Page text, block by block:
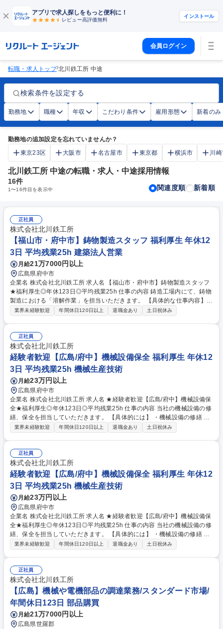
アプリで求人探しをもっと便利に！
レビュー高評価無料
インストール
会員ログイン
転職・求人トップ/北川鉄工所 中途
検索条件を設定する
勤務地 職種 年収 こだわり条件 雇用形態 新着のみ
勤務地の追加設定を忘れていませんか？
東京23区
大阪市 名古屋市 東京都 横浜市 川
北川鉄工所 中途の転職・求人・中途採用情報
16件
1〜16件目を表示中 関連度順 新着順
正社員
株式会社北川鉄工所
【福山市・府中市】鋳物製造スタッフ 福利厚生 年休12
3日 平均残業25h 建築法人営業
月給21万7000円以上
広島県府中市
企業名 株式会社北川鉄工所 求人名 【福山市・府中市】鋳物製造スタッフ
★福利厚生◎年休123日◎平均残業25h 仕事の内容 鋳造工場内にて、鋳物
製造における「溶解作業」を担当いただきます。 【具体的な仕事内容】
高温の炉を扱い、金属を溶かして鋳型に流し込む工程を担う、鋳造の中で
厚生も充実しています！ 【1分でわかる企業HP】https://www.kiw.co.jp/re
cruit/number.html 募集職種 【福山市・府中市】鋳物製造スタッフ★福利
厚生◎年休123日◎平均残業25h
業界未経験歓迎 年間休日120日以上 退職金あり 土日祝休み
正社員
株式会社北川鉄工所
経験者歓迎【広島/府中】機械設備保全 福利厚生 年休12
3日 平均残業25h 機械生産技術
月給23万円以上
広島県府中市
企業名 株式会社北川鉄工所 求人名 ★経験者歓迎【広島/府中】機械設備保
全★福利厚生◎年休123日◎平均残業25h 仕事の内容 当社の機械設備の修
繕、保全を担当していただきます。 【具体的には】 ・機械設備の修繕 ・
機械設備の定期検査 ※建設業務の作業は伴いません 募集職種 ★経験者歓
業界未経験歓迎 年間休日120日以上 退職金あり 土日祝休み
正社員
株式会社北川鉄工所
経験者歓迎【広島/府中】機械設備保全 福利厚生 年休12
3日 平均残業25h 機械生産技術
月給23万円以上
広島県府中市
企業名 株式会社北川鉄工所 求人名 ★経験者歓迎【広島/府中】機械設備保
全★福利厚生◎年休123日◎平均残業25h 仕事の内容 当社の機械設備の修
繕、保全を担当していただきます。 【具体的には】 ・機械設備の修繕 ・
機械設備の定期検査 ※建設業務の作業は伴いません 募集職種 ★経験者歓
業界未経験歓迎 年間休日120日以上 退職金あり 土日祝休み
正社員
株式会社北川鉄工所
【広島】機械や電機部品の調達業務/スタンダード市場/
年間休日123日 部品購買
月給21万7000円以上
広島県世羅郡